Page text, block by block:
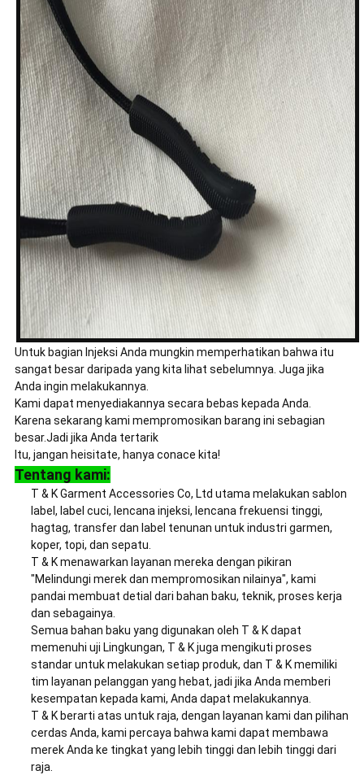
Untuk bagian Injeksi Anda mungkin memperhatikan bahwa itu
sangat besar daripada yang kita lihat sebelumnya. Juga jika
Anda ingin melakukannya.
Kami dapat menyediakannya secara bebas kepada Anda.
Karena sekarang kami mempromosikan barang ini sebagian
besar.Jadi jika Anda tertarik
Itu, jangan heisitate, hanya conace kita!
Tentang kami:
T & K Garment Accessories Co, Ltd utama melakukan sablon
label, label cuci, lencana injeksi, lencana frekuensi tinggi,
hagtag, transfer dan label tenunan untuk industri garmen,
koper, topi, dan sepatu.
T & K menawarkan layanan mereka dengan pikiran
"Melindungi merek dan mempromosikan nilainya", kami
pandai membuat detial dari bahan baku, teknik, proses kerja
dan sebagainya.
Semua bahan baku yang digunakan oleh T & K dapat
memenuhi uji Lingkungan, T & K juga mengikuti proses
standar untuk melakukan setiap produk, dan T & K memiliki
tim layanan pelanggan yang hebat, jadi jika Anda memberi
kesempatan kepada kami, Anda dapat melakukannya.
T & K berarti atas untuk raja, dengan layanan kami dan pilihan
cerdas Anda, kami percaya bahwa kami dapat membawa
merek Anda ke tingkat yang lebih tinggi dan lebih tinggi dari
raja.